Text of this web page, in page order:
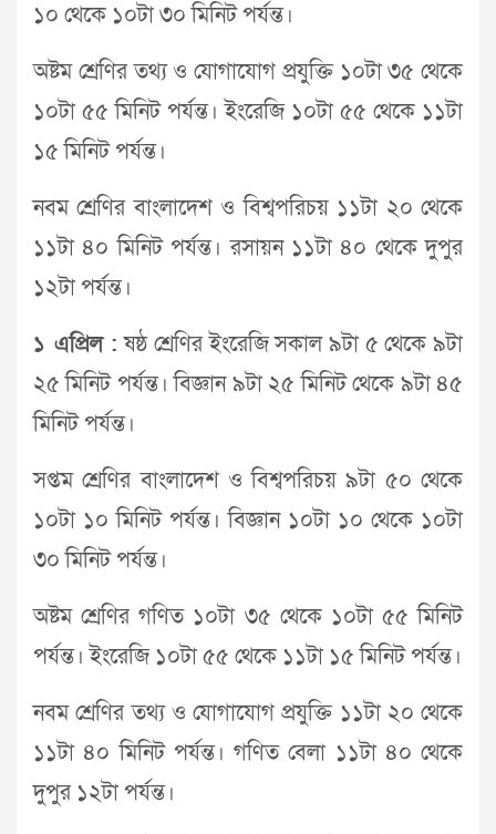
১০ থেকে ১০টা ৩০ মিনিট পর্যন্ত।
অষ্টম শ্রেণির তথ্য ও যোগাযোগ প্রযুক্তি ১০টা ৩৫ থেকে
১০টা ৫৫ মিনিট পর্যন্ত। ইংরেজি ১০টা ৫৫ থেকে ১১টা
১৫ মিনিট পর্যন্ত।
নবম শ্রেণির বাংলাদেশ ও বিশ্বপরিচয় ১১টা ২০ থেকে
১১টা ৪০ মিনিট পর্যন্ত। রসায়ন ১১টা ৪০ থেকে দুপুর
১২টা পর্যন্ত।
১ এপ্রিল : ষষ্ঠ শ্রেণির ইংরেজি সকাল ৯টা ৫ থেকে ৯টা
২৫ মিনিট পর্যন্ত। বিজ্ঞান ৯টা ২৫ মিনিট থেকে ৯টা ৪৫
মিনিট পর্যন্ত।
সপ্তম শ্রেণির বাংলাদেশ ও বিশ্বপরিচয় ৯টা ৫০ থেকে
১০টা ১০ মিনিট পর্যন্ত। বিজ্ঞান ১০টা ১০ থেকে ১০টা
৩০ মিনিট পর্যন্ত।
অষ্টম শ্রেণির গণিত ১০টা ৩৫ থেকে ১০টা ৫৫ মিনিট
পর্যন্ত। ইংরেজি ১০টা ৫৫ থেকে ১১টা ১৫ মিনিট পর্যন্ত।
নবম শ্রেণির তথ্য ও যোগাযোগ প্রযুক্তি ১১টা ২০ থেকে
১১টা ৪০ মিনিট পর্যন্ত। গণিত বেলা ১১টা ৪০ থেকে
দুপুর ১২টা পর্যন্ত।